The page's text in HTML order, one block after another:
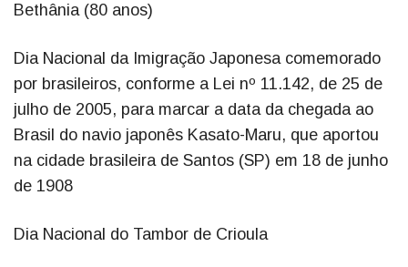
Bethânia (80 anos)
Dia Nacional da Imigração Japonesa comemorado
por brasileiros, conforme a Lei nº 11.142, de 25 de
julho de 2005, para marcar a data da chegada ao
Brasil do navio japonês Kasato-Maru, que aportou
na cidade brasileira de Santos (SP) em 18 de junho
de 1908
Dia Nacional do Tambor de Crioula